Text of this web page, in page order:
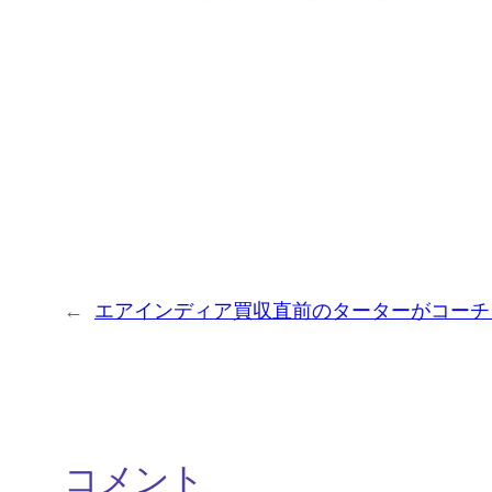
← エアインディア買収直前のターターがコーチ